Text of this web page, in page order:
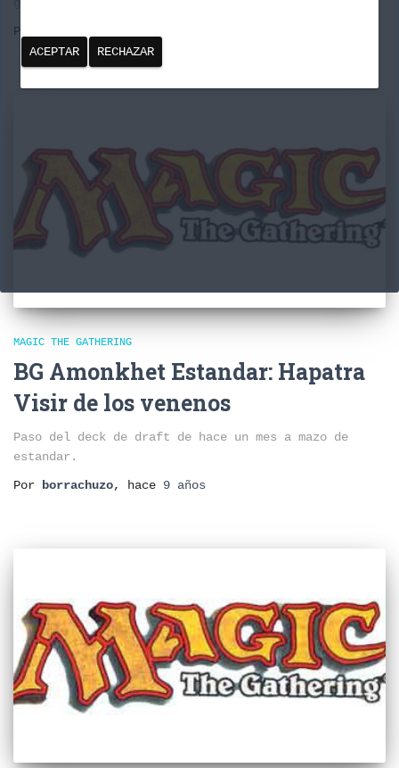
Por
MAGIC THE GATHERING
BG Amonkhet Estandar: Hapatra
Visir de los venenos
Paso del deck de draft de hace un mes a mazo de
estandar.
Por borrachuzo, hace 9 años
ACEPTAR RECHAZAR